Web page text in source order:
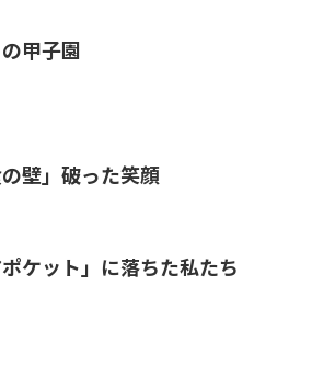
甲子園
壁」破った笑顔
ケット」に落ちた私たち